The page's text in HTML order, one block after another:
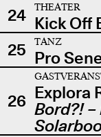
24
THEATER
Kick Off
25
TANZ
Pro
26 Explora
Bord?!